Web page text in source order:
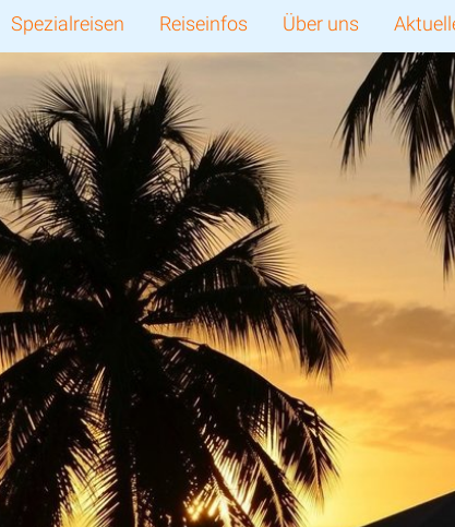
Spezialreisen Reiseinfos Über uns